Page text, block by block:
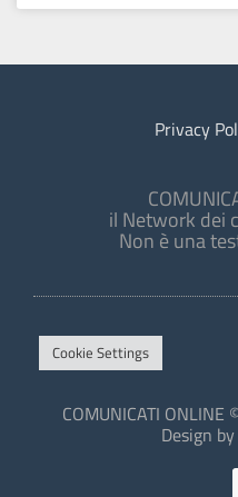
Privacy
il Network dei
Non è una
Cookie Settings
COMUNICATI
Design